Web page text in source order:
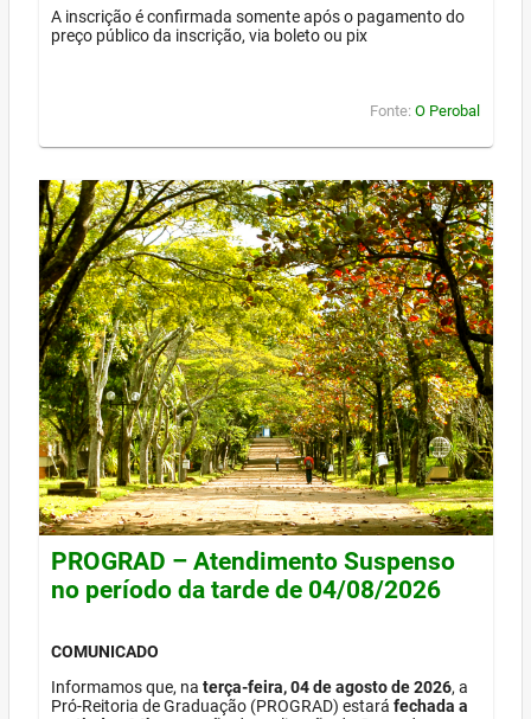
A inscrição é confirmada somente após o pagamento do
preço público da inscrição, via boleto ou pix
Fonte: O Perobal
PROGRAD – Atendimento Suspenso
no período da tarde de 04/08/2026
COMUNICADO
Informamos que, na terça-feira, 04 de agosto de 2026, a
Pró-Reitoria de Graduação (PROGRAD) estará fechada a